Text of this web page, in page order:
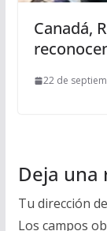
Canadá,
22 de
Deja una
Tu dirección
Los campos